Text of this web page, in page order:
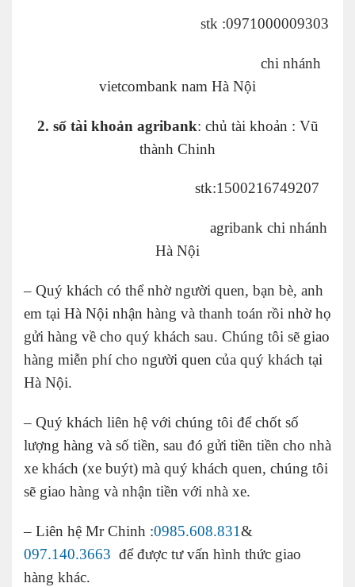
stk :0971000009303
chi nhánh
vietcombank nam Hà Nội
2. số tài khoản agribank: chủ tài khoản : Vũ
thành Chinh
stk:1500216749207
agribank chi nhánh
Hà Nội
– Quý khách có thể nhờ người quen, bạn bè, anh
em tại Hà Nội nhận hàng và thanh toán rồi nhờ họ
gửi hàng về cho quý khách sau. Chúng tôi sẽ giao
hàng miễn phí cho người quen của quý khách tại
Hà Nội.
– Quý khách liên hệ với chúng tôi để chốt số
lượng hàng và số tiền, sau đó gửi tiền tiền cho nhà
xe khách (xe buýt) mà quý khách quen, chúng tôi
sẽ giao hàng và nhận tiền với nhà xe.
– Liên hệ Mr Chinh :0985.608.831&
097.140.3663 để được tư vấn hình thức giao
hàng khác.